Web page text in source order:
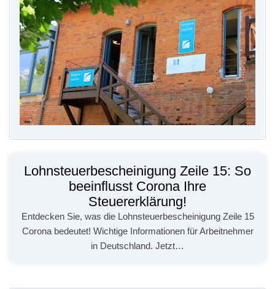
Lohnsteuerbescheinigung Zeile 15: So
beeinflusst Corona Ihre
Steuererklärung!
Entdecken Sie, was die Lohnsteuerbescheinigung Zeile 15
Corona bedeutet! Wichtige Informationen für Arbeitnehmer
in Deutschland. Jetzt…